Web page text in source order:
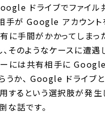
ドライブでファイル
手が Google アカウント
に手間がかかってしまっ
、そのようなケースに遭遇
には共有相手に
うか、 Google ドライブ
するという選択肢が発生
な話です。